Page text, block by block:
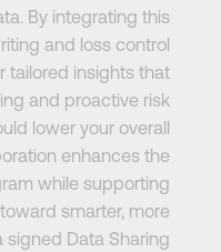
data. By integrating this
and loss control
tailored insights that
and proactive risk
could lower your overall
enhances the
while supporting
toward smarter, more
a signed Data Sharing